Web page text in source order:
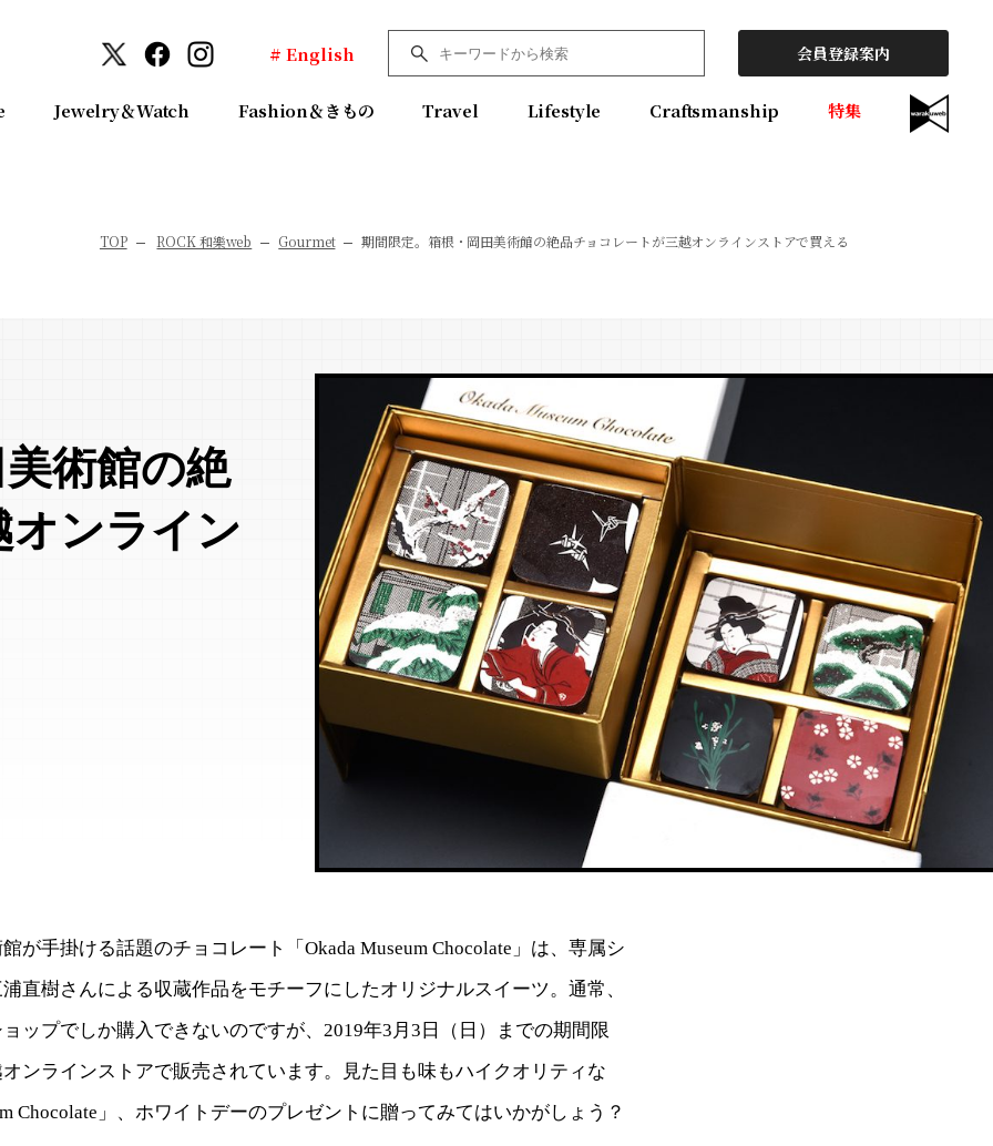
# English 会員登録案内
Jewelry＆Watch Fashion＆きもの Travel Lifestyle Craftsmanship 特集
TOP ROCK 和樂web Gourmet 期間限定。箱根・岡田美術館の絶品チョコレートが三越オンラインストアで買える
術館の絶
ンライン
が手掛ける話題のチョコレート「Okada Museum Chocolate」は、専属シ
直樹さんによる収蔵作品をモチーフにしたオリジナルスイーツ。通常、
ップでしか購入できないのですが、2019年3月3日（日）までの期間限
ンラインストアで販売されています。見た目も味もハイクオリティな
Chocolate」、ホワイトデーのプレゼントに贈ってみてはいかがしょう？